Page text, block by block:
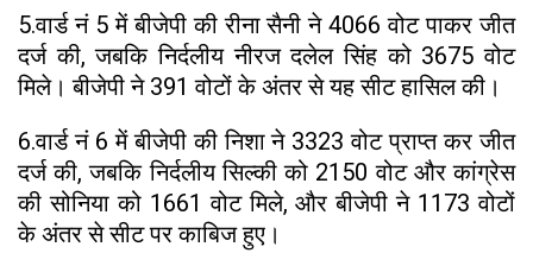
5.वार्ड नं 5 में बीजेपी की रीना सैनी ने 4066 वोट पाकर जीत
दर्ज की, जबकि निर्दलीय नीरज दलेल सिंह को 3675 वोट
मिले। बीजेपी ने 391 वोटों के अंतर से यह सीट हासिल की।
6.वार्ड नं 6 में बीजेपी की निशा ने 3323 वोट प्राप्त कर जीत
दर्ज की, जबकि निर्दलीय सिल्की को 2150 वोट और कांग्रेस
की सोनिया को 1661 वोट मिले, और बीजेपी ने 1173 वोटों
के अंतर से सीट पर काबिज हुए।